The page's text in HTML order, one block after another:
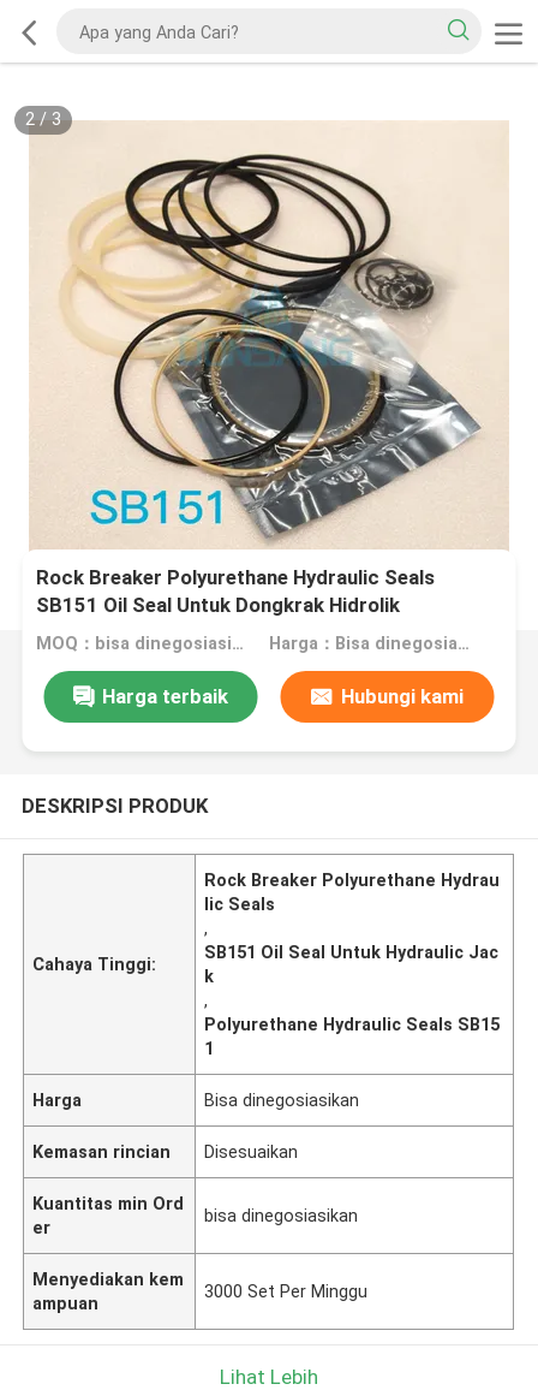
2/3
Rock Breaker Polyurethane Hydraulic Seals
SB151 Oil Seal Untuk Dongkrak Hidrolik
MOQ：bisa dinegosiasikan Harga：Bisa dinegosiasikan
Harga terbaik Hubungi kami
DESKRIPSI PRODUK
Cahaya Tinggi:
Rock Breaker Polyurethane Hydrau
lic Seals
,
SB151 Oil Seal Untuk Hydraulic Jac
k
,
Polyurethane Hydraulic Seals SB15
1
Harga Bisa dinegosiasikan
Kemasan rincian Disesuaikan
Kuantitas min Ord
er
bisa dinegosiasikan
Menyediakan kem
ampuan
3000 Set Per Minggu
Lihat Lebih